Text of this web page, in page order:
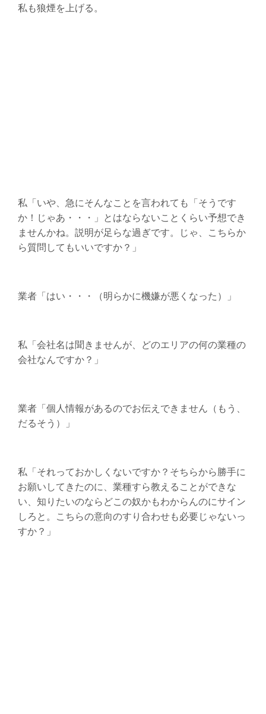
私も狼煙を上げる。
私「いや、急にそんなことを言われても「そうです
か！じゃあ・・・」とはならないことくらい予想でき
ませんかね。説明が足らな過ぎです。じゃ、こちらか
ら質問してもいいですか？」
業者「はい・・・（明らかに機嫌が悪くなった）」
私「会社名は聞きませんが、どのエリアの何の業種の
会社なんですか？」
業者「個人情報があるのでお伝えできません（もう、
だるそう）」
私「それっておかしくないですか？そちらから勝手に
お願いしてきたのに、業種すら教えることができな
い、知りたいのならどこの奴かもわからんのにサイン
しろと。こちらの意向のすり合わせも必要じゃないっ
すか？」